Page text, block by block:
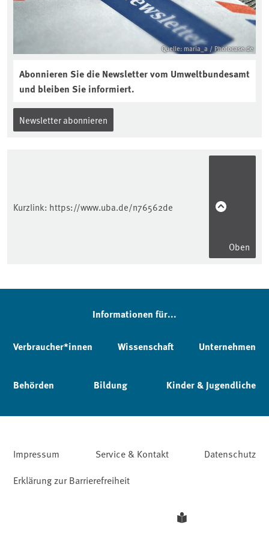
Quelle: maria_a / Photocase.de
Abonnieren Sie die Newsletter vom Umweltbundesamt
und bleiben Sie informiert.
Newsletter abonnieren
Kurzlink: https://www.uba.de/n76562de
Oben
Informationen für...
Verbraucher*innen Wissenschaft Unternehmen
Behörden Bildung Kinder & Jugendliche
Impressum Service & Kontakt
Datenschutz
Erklärung zur Barrierefreiheit